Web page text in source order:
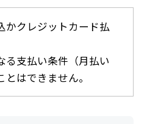
クレジットカード払
支払い条件（月払い
はできません。